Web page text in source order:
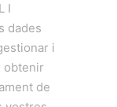
I
dades
i
obtenir
de